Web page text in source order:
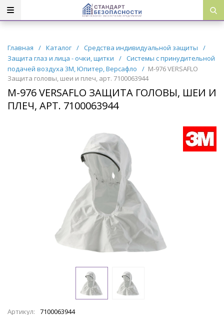
Главная / Каталог / Средства индивидуальной защиты
/
Защита глаз и лица - очки, щитки
/ Системы с принудительной
подачей воздуха 3М, Юпитер, Версафло
/ М-976 VERSAFLO
Защита головы, шеи и плеч, арт. 7100063944
М-976 VERSAFLO ЗАЩИТА ГОЛОВЫ, ШЕИ И
ПЛЕЧ, АРТ. 7100063944
Артикул: 7100063944